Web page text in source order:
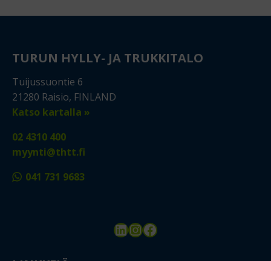
TURUN HYLLY- JA TRUKKITALO
Tuijussuontie 6
21280 Raisio, FINLAND
Katso kartalla »
02 4310 400
myynti@thtt.fi
041 731 9683
LinkedIn
Instagram
Facebook